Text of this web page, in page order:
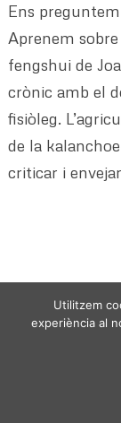
Ens
Aprenem
fengshui de
crònic amb el
fisiòleg.
de la
criticar i
VIURE DES
Utilitzem
experiència al